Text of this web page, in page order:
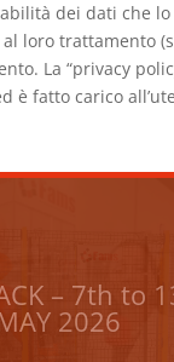
dei dati che
loro trattamento
La “privacy
è fatto carico
with an